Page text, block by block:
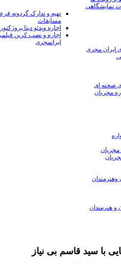
نمایشگاهی
تهیه و تدارک گردونه
مسابقات
اجاره ویدئو دیتا
اجاره و نصب کرین
ایرانمجری
ایران مجری
صحنه ای
مجریان
و هنرمندان
با سید قاسم بی نیاز